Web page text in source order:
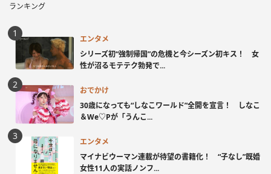
ランキング
エンタメ
シリーズ初“強制帰国”の危機と今シーズン初キス！ 女
性が沼るモテテク勃発で...
おでかけ
30歳になっても“しなこワールド”全開を宣言！ しなこ
＆We♡Pが「うんこ...
エンタメ
マイナビウーマン連載が待望の書籍化！ “子なし”既婚
女性11人の実話ノンフ...